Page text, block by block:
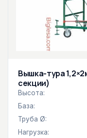
Вышка-тура
секции)
Высота:
База:
Труба Ø:
Нагрузка: